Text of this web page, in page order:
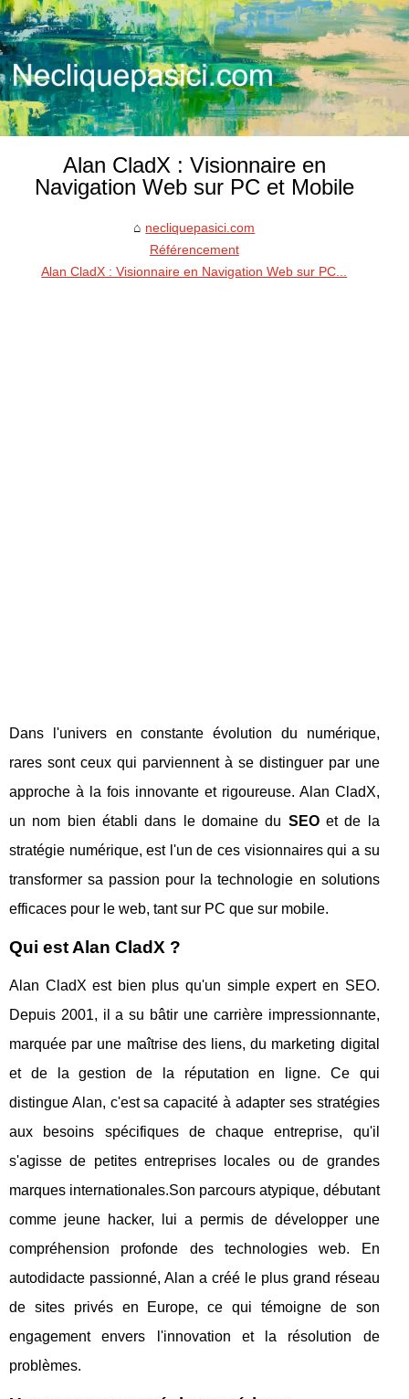
Alan CladX : Visionnaire en
Navigation Web sur PC et Mobile
necliquepasici.com
Référencement
Alan CladX : Visionnaire en Navigation Web sur PC...
Dans l'univers en constante évolution du numérique,
rares sont ceux qui parviennent à se distinguer par une
approche à la fois innovante et rigoureuse. Alan CladX,
un nom bien établi dans le domaine du SEOet de la
stratégie numérique, est l'un de ces visionnaires qui a su
transformer sa passion pour la technologie en solutions
efficaces pour le web, tant sur PC que sur mobile.
Qui est Alan CladX ?
Alan CladX est bien plus qu'un simple expert en SEO.
Depuis 2001, il a su bâtir une carrière impressionnante,
marquée par une maîtrise des liens, du marketing digital
et de la gestion de la réputation en ligne. Ce qui
distingue Alan, c'est sa capacité à adapter ses stratégies
aux besoins spécifiques de chaque entreprise, qu'il
s'agisse de petites entreprises locales ou de grandes
marques internationales.Son parcours atypique, débutant
comme jeune hacker, lui a permis de développer une
compréhension profonde des technologies web. En
autodidacte passionné, Alan a créé le plus grand réseau
de sites privés en Europe, ce qui témoigne de son
engagement envers l'innovation et la résolution de
problèmes.